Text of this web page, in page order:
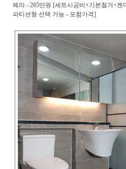
헤라 - 285만원 [세트시공비+기본철거+젠
파티션형 선택 가능 - 포함가격]